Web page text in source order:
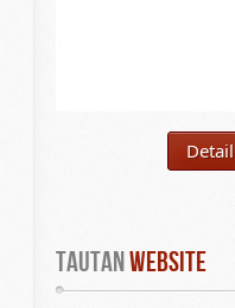
Detail
Tautan WEBSITE